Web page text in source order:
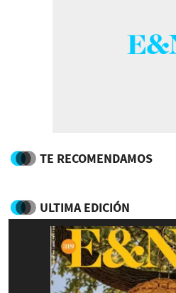
TE RECOMENDAMOS
ULTIMA EDICIÓN